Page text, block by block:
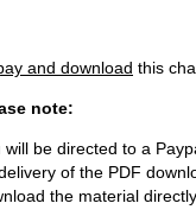
and download this
note:
will be directed to a
of the PDF
the material